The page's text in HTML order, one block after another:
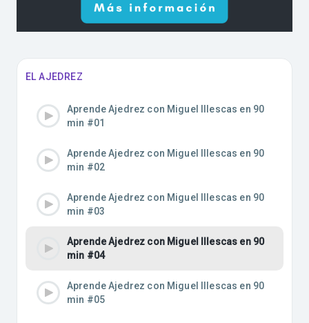
EL AJEDREZ
Aprende Ajedrez con Miguel Illescas en 90
min #01
Aprende Ajedrez con Miguel Illescas en 90
min #02
Aprende Ajedrez con Miguel Illescas en 90
min #03
Aprende Ajedrez con Miguel Illescas en 90
min #04
Aprende Ajedrez con Miguel Illescas en 90
min #05